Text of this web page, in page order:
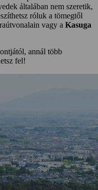
általában nem szeretik,
róluk a tömegtől
vagy a Kasuga
annál több
fel!